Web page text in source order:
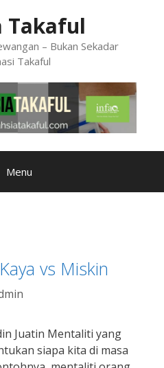
Takaful
– Bukan Sekadar
Takaful
Menu
vs Miskin
Juatin Mentaliti yang
siapa kita di masa